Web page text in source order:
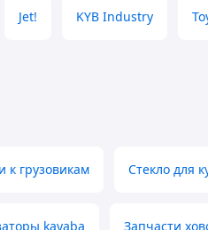
Jet! KYB Industry
к грузовикам Стекло для
kayaba Запчасти